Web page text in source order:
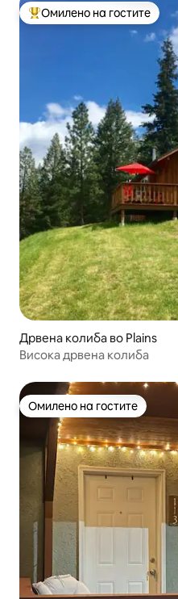
Меѓу најуспешните
Омилено на гостите
Дрвена колиба во Plains
Висока дрвена колиба
Омилено на гостите
Омилено на гостите